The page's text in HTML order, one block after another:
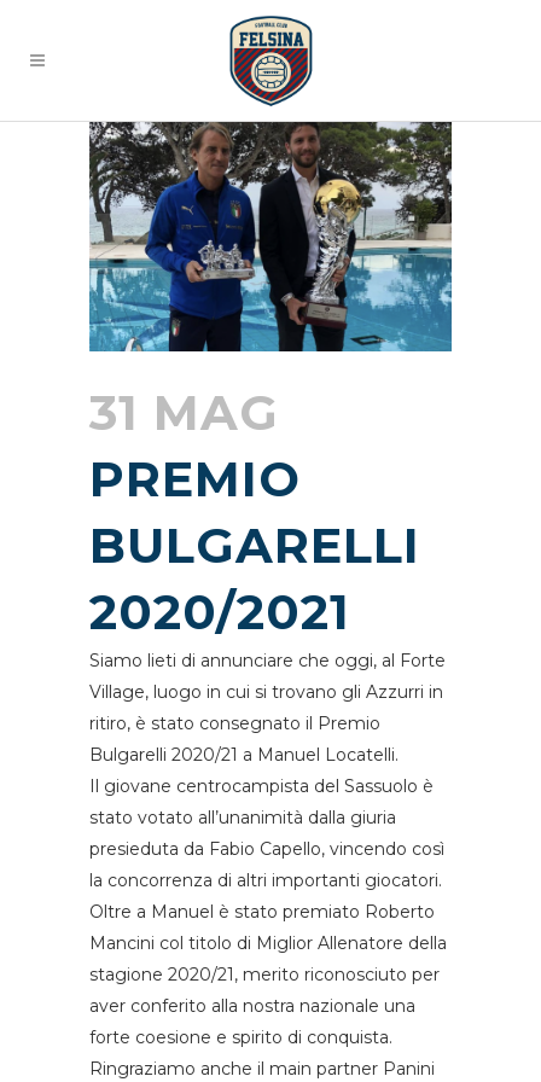
31 MAG
PREMIO
BULGARELLI
2020/2021
Siamo lieti di annunciare che oggi, al Forte
Village, luogo in cui si trovano gli Azzurri in
ritiro, è stato consegnato il Premio
Bulgarelli 2020/21 a Manuel Locatelli.
Il giovane centrocampista del Sassuolo è
stato votato all’unanimità dalla giuria
presieduta da Fabio Capello, vincendo così
la concorrenza di altri importanti giocatori.
Oltre a Manuel è stato premiato Roberto
Mancini col titolo di Miglior Allenatore della
stagione 2020/21, merito riconosciuto per
aver conferito alla nostra nazionale una
forte coesione e spirito di conquista.
Ringraziamo anche il main partner Panini